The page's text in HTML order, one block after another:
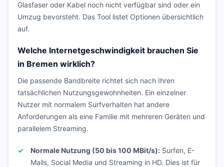
Glasfaser oder Kabel noch nicht verfügbar sind oder ein
Umzug bevorsteht. Das Tool listet Optionen übersichtlich
auf.
Welche Internetgeschwindigkeit brauchen Sie
in Bremen wirklich?
Die passende Bandbreite richtet sich nach Ihren
tatsächlichen Nutzungsgewohnheiten. Ein einzelner
Nutzer mit normalem Surfverhalten hat andere
Anforderungen als eine Familie mit mehreren Geräten und
parallelem Streaming.
Normale Nutzung (50 bis 100 MBit/s): Surfen, E-
Mails, Social Media und Streaming in HD. Dies ist für